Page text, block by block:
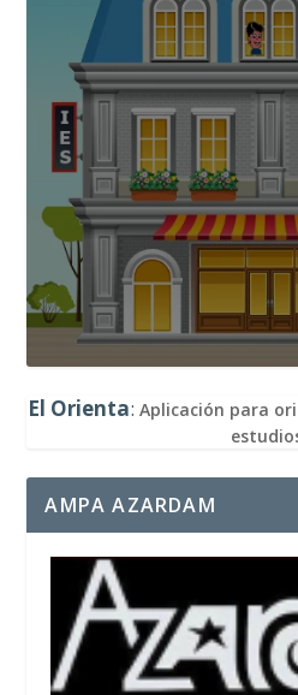
El Orienta: Aplicación para
AMPA AZARDAM